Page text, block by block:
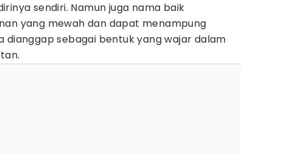
sendiri. Namun juga nama baik
yang mewah dan dapat menampung
dianggap sebagai bentuk yang wajar dalam